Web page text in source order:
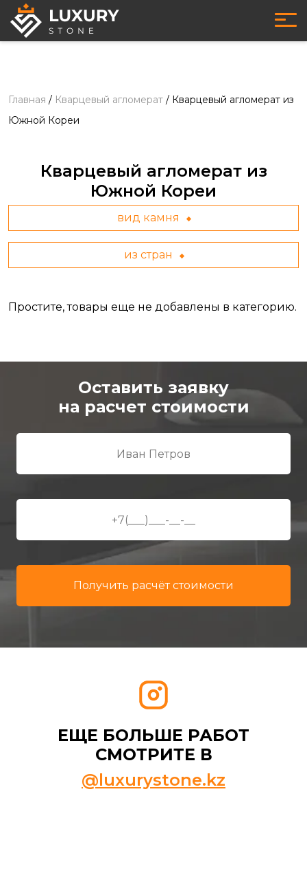
Главная / Кварцевый агломерат / Кварцевый агломерат из
Южной Кореи
Кварцевый агломерат из
Южной Кореи
вид камня
из стран
Простите, товары еще не добавлены в категорию.
Оставить заявку
на расчет стоимости
ЕЩЕ БОЛЬШЕ РАБОТ
СМОТРИТЕ В
@luxurystone.kz